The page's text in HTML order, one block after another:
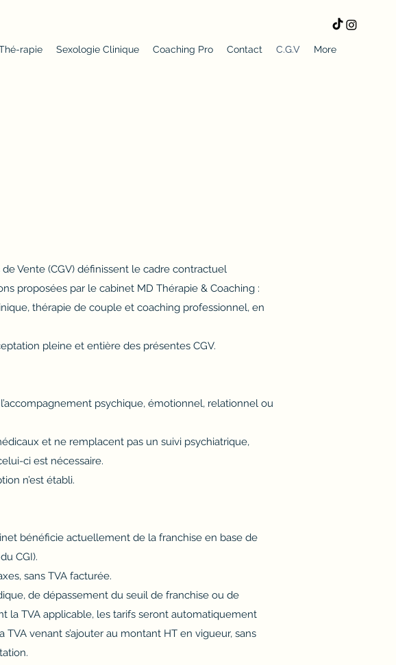
rapie Sexologie Clinique Coaching Pro Contact C.G.V More
Vente (CGV) définissent le cadre contractuel
proposées par le cabinet MD Thérapie & Coaching :
thérapie de couple et coaching professionnel, en
pleine et entière des présentes CGV.
psychique, émotionnel, relationnel ou
et ne remplacent pas un suivi psychiatrique,
ci est nécessaire.
n’est établi.
bénéficie actuellement de la franchise en base de
CGI).
sans TVA facturée.
de dépassement du seuil de franchise ou de
la TVA applicable, les tarifs seront automatiquement
venant s’ajouter au montant HT en vigueur, sans